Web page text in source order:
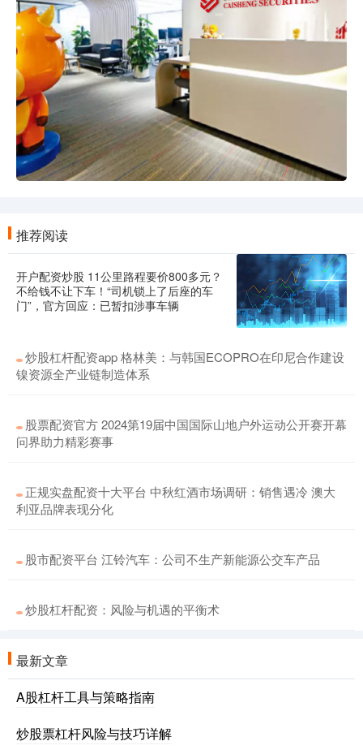
推荐阅读
开户配资炒股 11公里路程要价800多元？
不给钱不让下车！“司机锁上了后座的车
门”，官方回应：已暂扣涉事车辆
炒股杠杆配资app 格林美：与韩国ECOPRO在印尼合作建设
镍资源全产业链制造体系
股票配资官方 2024第19届中国国际山地户外运动公开赛开幕
问界助力精彩赛事
正规实盘配资十大平台 中秋红酒市场调研：销售遇冷 澳大
利亚品牌表现分化
股市配资平台 江铃汽车：公司不生产新能源公交车产品
炒股杠杆配资：风险与机遇的平衡术
最新文章
A股杠杆工具与策略指南
炒股票杠杆风险与技巧详解